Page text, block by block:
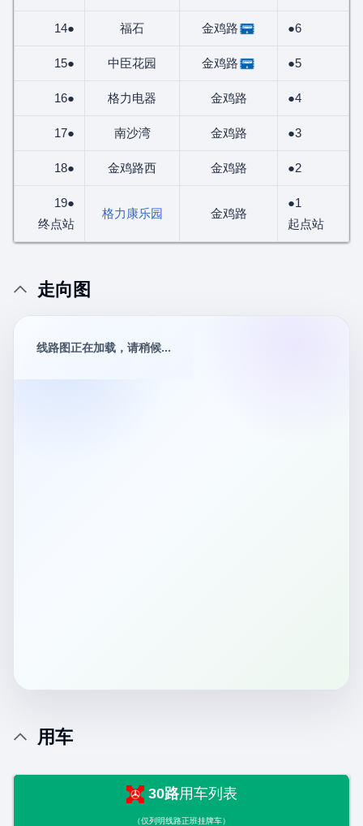
14● 福石 金鸡路 ●6
15● 中臣花园 金鸡路 ●5
16● 格力电器 金鸡路 ●4
17● 南沙湾 金鸡路 ●3
18● 金鸡路西 金鸡路 ●2
19●
终点站
格力康乐园 金鸡路
●1
起点站
走向图
线路图正在加载，请稍候...
用车
30路用车列表
（仅列明线路正班挂牌车）